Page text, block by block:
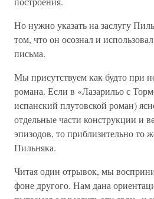
Но нужно указать на заслугу
том, что он осознал и
письма.
Мы присутствуем как будто при
романа. Если в «Лазарильо с
испанский плутовской роман)
отдельные части конструкции и
эпизодов, то приблизительно то
Пильняка.
Читая один отрывок, мы
фоне другого. Нам дана